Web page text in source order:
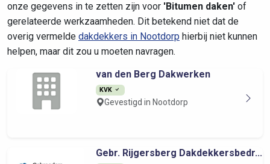
onze gegevens in te zetten zijn voor 'Bitumen daken' of
gerelateerde werkzaamheden. Dit betekend niet dat de
overig vermelde dakdekkers in Nootdorp hierbij niet kunnen
helpen, maar dit zou u moeten navragen.
van den Berg Dakwerken
KVK
Gevestigd in Nootdorp
Gebr. Rijgersberg Dakdekkersbedr...